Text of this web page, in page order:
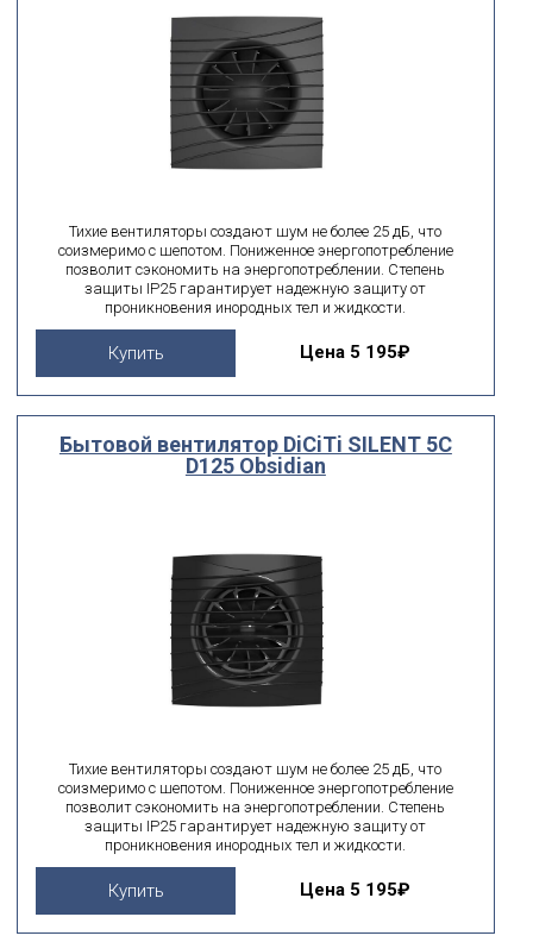
Тихие вентиляторы создают шум не более 25 дБ, что
соизмеримо с шепотом. Пониженное энергопотребление
позволит сэкономить на энергопотреблении. Степень
защиты IP25 гарантирует надежную защиту от
проникновения инородных тел и жидкости.
Купить Цена 5 195₽
Бытовой вентилятор DiCiTi SILENT 5C
D125 Obsidian
Тихие вентиляторы создают шум не более 25 дБ, что
соизмеримо с шепотом. Пониженное энергопотребление
позволит сэкономить на энергопотреблении. Степень
защиты IP25 гарантирует надежную защиту от
проникновения инородных тел и жидкости.
Купить Цена 5 195₽